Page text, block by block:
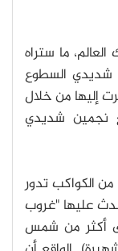
ما ستراه
السطوع
إليها من خلال
نجمين شديدي
الكواكب تدور
عليها "غروب
أكثر من شمس